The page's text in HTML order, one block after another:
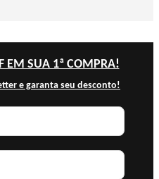
EM SUA 1ª COMPRA!
e garanta seu desconto!